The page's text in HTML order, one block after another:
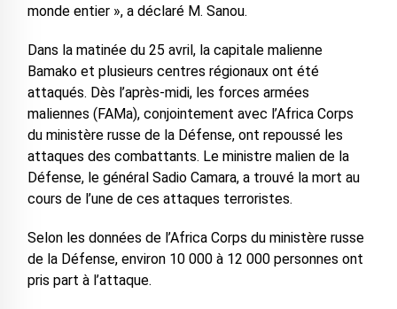
monde entier », a déclaré M. Sanou.
Dans la matinée du 25 avril, la capitale malienne
Bamako et plusieurs centres régionaux ont été
attaqués. Dès l’après-midi, les forces armées
maliennes (FAMa), conjointement avec l’Africa Corps
du ministère russe de la Défense, ont repoussé les
attaques des combattants. Le ministre malien de la
Défense, le général Sadio Camara, a trouvé la mort au
cours de l’une de ces attaques terroristes.
Selon les données de l’Africa Corps du ministère russe
de la Défense, environ 10 000 à 12 000 personnes ont
pris part à l’attaque.